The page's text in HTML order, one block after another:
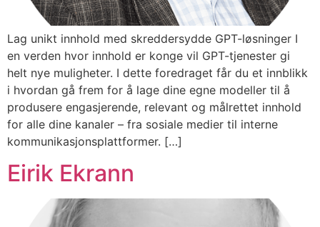
Lag unikt innhold med skreddersydde GPT-løsninger I
en verden hvor innhold er konge vil GPT-tjenester gi
helt nye muligheter. I dette foredraget får du et innblikk
i hvordan gå frem for å lage dine egne modeller til å
produsere engasjerende, relevant og målrettet innhold
for alle dine kanaler – fra sosiale medier til interne
kommunikasjonsplattformer. […]
Eirik Ekrann